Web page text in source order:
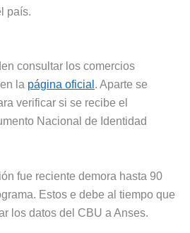
país.
consultar los comercios
la página oficial . Aparte se
verificar si se recibe el
Nacional de Identidad
fue reciente demora hasta 90
Estos e debe al tiempo que
los datos del CBU a Anses.